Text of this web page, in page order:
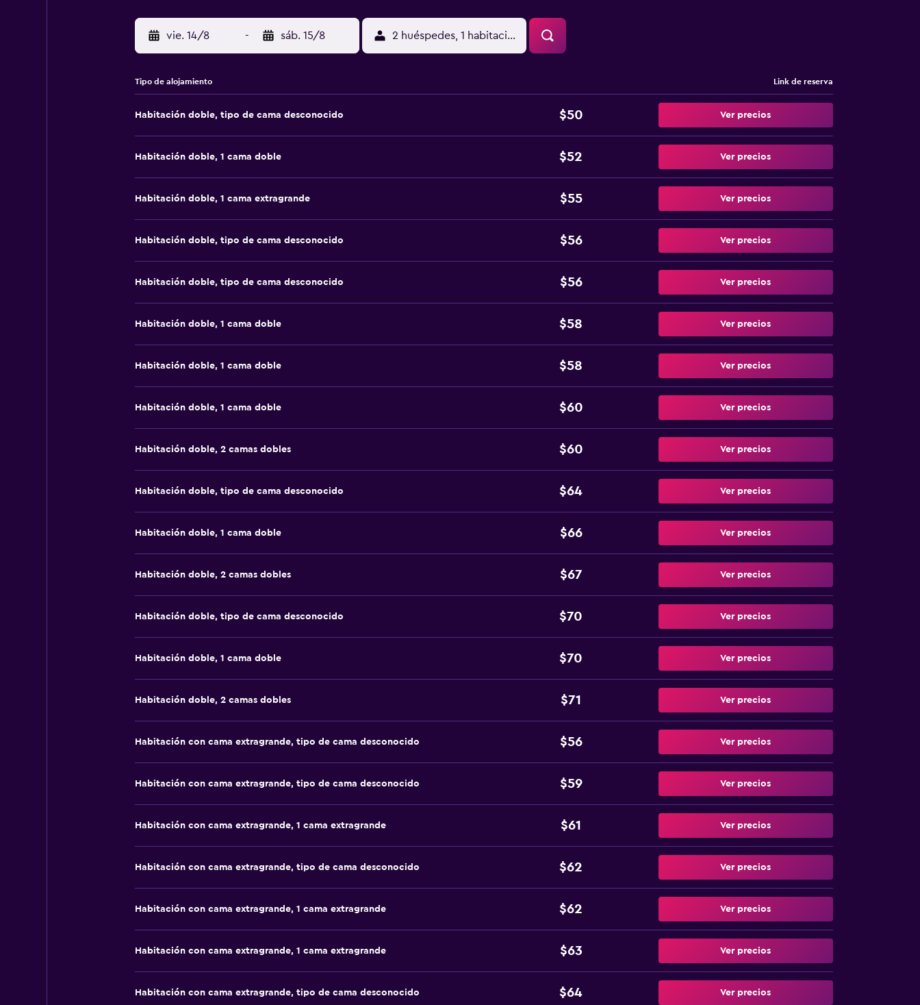
vie. 14/8 - sáb. 15/8 2 huéspedes, 1 habitación
Tipo de alojamiento Link de reserva
Habitación doble, tipo de cama desconocido $50 Ver precios
Habitación doble, 1 cama doble $52 Ver precios
Habitación doble, 1 cama extragrande $55 Ver precios
Habitación doble, tipo de cama desconocido $56 Ver precios
Habitación doble, tipo de cama desconocido $56 Ver precios
Habitación doble, 1 cama doble $58 Ver precios
Habitación doble, 1 cama doble $58 Ver precios
Habitación doble, 1 cama doble $60 Ver precios
Habitación doble, 2 camas dobles $60 Ver precios
Habitación doble, tipo de cama desconocido $64 Ver precios
Habitación doble, 1 cama doble $66 Ver precios
Habitación doble, 2 camas dobles $67 Ver precios
Habitación doble, tipo de cama desconocido $70 Ver precios
Habitación doble, 1 cama doble $70 Ver precios
Habitación doble, 2 camas dobles $71 Ver precios
Habitación con cama extragrande, tipo de cama desconocido $56 Ver precios
Habitación con cama extragrande, tipo de cama desconocido $59 Ver precios
Habitación con cama extragrande, 1 cama extragrande $61 Ver precios
Habitación con cama extragrande, tipo de cama desconocido $62 Ver precios
Habitación con cama extragrande, 1 cama extragrande $62 Ver precios
Habitación con cama extragrande, 1 cama extragrande $63 Ver precios
Habitación con cama extragrande, tipo de cama desconocido $64 Ver precios